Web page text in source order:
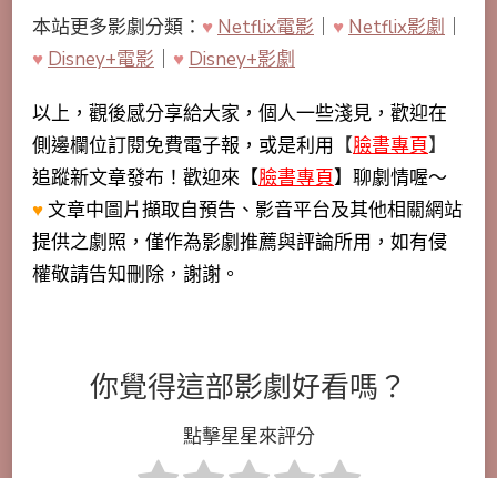
本站更多影劇分類： ♥ Netflix電影 ♥ Netflix影劇
♥ Disney+電影 ♥ Disney+影劇
以上，觀後感分享給大家，個人一些淺見，歡迎在
側邊欄位訂閱免費電子報，或是利用 【臉書專頁】
追蹤新文章發布！歡迎來【臉書專頁】聊劇情喔～
♥文章中圖片擷取自預告、影音平台及其他相關網站
提供之劇照，僅作為影劇推薦與評論所用，如有侵
權敬請告知刪除，謝謝。
你覺得這部影劇好看嗎？
點擊星星來評分